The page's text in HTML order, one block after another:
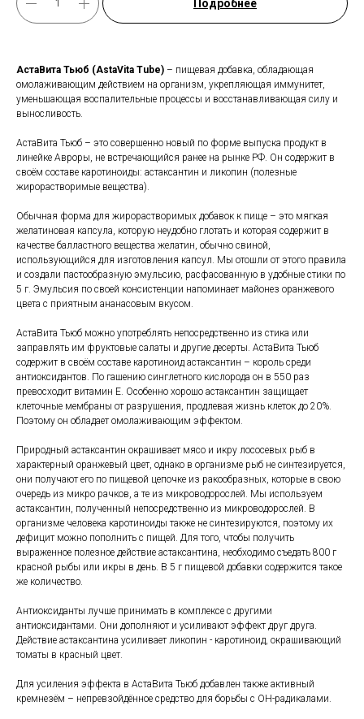
Подробнее
АстаВита Тьюб (AstaVita Tube) – пищевая добавка, обладающая
омолаживающим действием на организм, укрепляющая иммунитет,
уменьшающая воспалительные процессы и восстанавливающая силу и
выносливость.
АстаВита Тьюб – это совершенно новый по форме выпуска продукт в
линейке Авроры, не встречающийся ранее на рынке РФ. Он содержит в
своём составе каротиноиды: астаксантин и ликопин (полезные
жирорастворимые вещества).
Обычная форма для жирорастворимых добавок к пище – это мягкая
желатиновая капсула, которую неудобно глотать и которая содержит в
качестве балластного вещества желатин, обычно свиной,
использующийся для изготовления капсул. Мы отошли от этого правила
и создали пастообразную эмульсию, расфасованную в удобные стики по
5 г. Эмульсия по своей консистенции напоминает майонез оранжевого
цвета с приятным ананасовым вкусом.
АстаВита Тьюб можно употреблять непосредственно из стика или
заправлять им фруктовые салаты и другие десерты. АстаВита Тьюб
содержит в своём составе каротиноид астаксантин – король среди
антиоксидантов. По гашению синглетного кислорода он в 550 раз
превосходит витамин Е. Особенно хорошо астаксантин защищает
клеточные мембраны от разрушения, продлевая жизнь клеток до 20%.
Поэтому он обладает омолаживающим эффектом.
Природный астаксантин окрашивает мясо и икру лососевых рыб в
характерный оранжевый цвет, однако в организме рыб не синтезируется,
они получают его по пищевой цепочке из ракообразных, которые в свою
очередь из микро рачков, а те из микроводорослей. Мы используем
астаксантин, полученный непосредственно из микроводорослей. В
организме человека каротиноиды также не синтезируются, поэтому их
дефицит можно пополнить с пищей. Для того, чтобы получить
выраженное полезное действие астаксантина, необходимо съедать 800 г
красной рыбы или икры в день. В 5 г пищевой добавки содержится такое
же количество.
Антиоксиданты лучше принимать в комплексе с другими
антиоксидантами. Они дополняют и усиливают эффект друг друга.
Действие астаксантина усиливает ликопин - каротиноид, окрашивающий
томаты в красный цвет.
Для усиления эффекта в АстаВита Тьюб добавлен также активный
кремнезём – непревзойдённое средство для борьбы с ОН-радикалами.